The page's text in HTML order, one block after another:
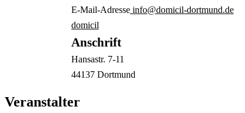
E-Mail-Adresseinfo@domicil-dortmund.de
domicil
Anschrift
Hansastr. 7-11
44137 Dortmund
Veranstalter